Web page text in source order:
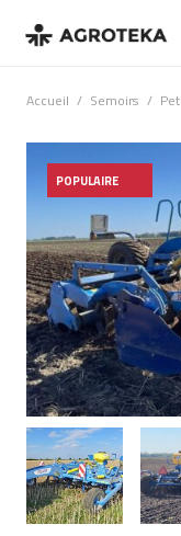
Accueil / Semoirs /
POPULAIRE